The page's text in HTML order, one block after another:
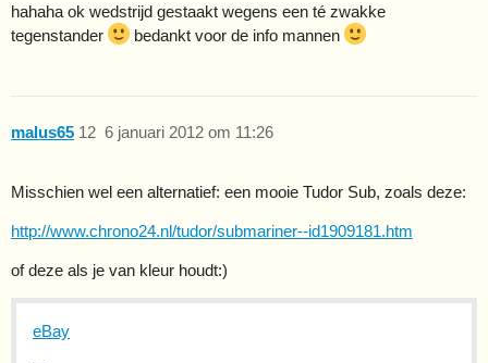
hahaha ok wedstrijd gestaakt wegens een té zwakke
tegenstander
bedankt voor de info mannen
malus65 6 januari 2012 om 11:26
12
Misschien wel een alternatief: een mooie Tudor Sub, zoals deze:
http://www.chrono24.nl/tudor/submariner--id1909181.htm
of deze als je van kleur houdt:)
eBay